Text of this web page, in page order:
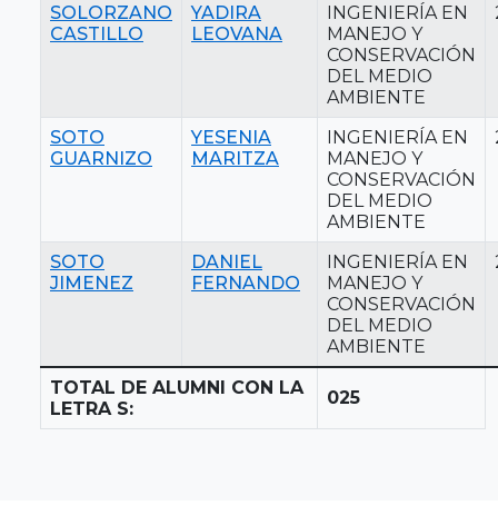
SOLORZANO
CASTILLO
YADIRA
LEOVANA
INGENIERÍA EN
MANEJO Y
CONSERVACIÓN
DEL MEDIO
AMBIENTE
SOTO
GUARNIZO
YESENIA
MARITZA
INGENIERÍA EN
MANEJO Y
CONSERVACIÓN
DEL MEDIO
AMBIENTE
SOTO
JIMENEZ
DANIEL
FERNANDO
INGENIERÍA EN
MANEJO Y
CONSERVACIÓN
DEL MEDIO
AMBIENTE
TOTAL DE ALUMNI CON LA
LETRA S:
025